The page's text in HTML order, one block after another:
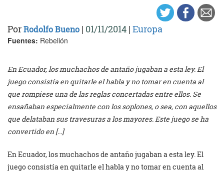
PorRodolfo Bueno | 01/11/2014 | Europa
Fuentes: Rebelión
En Ecuador, los muchachos de antaño jugaban a esta ley. El
juego consistía en quitarle el habla y no tomar en cuenta al
que rompiese una de las reglas concertadas entre ellos. Se
ensañaban especialmente con los soplones, o sea, con aquellos
que delataban sus travesuras a los mayores. Este juego se ha
convertido en […]
En Ecuador, los muchachos de antaño jugaban a esta ley. El
juego consistía en quitarle el habla y no tomar en cuenta al